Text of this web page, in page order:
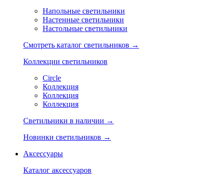
Напольные светильники
Настенные светильники
Настольные светильники
Смотреть каталог светильников →
Коллекции светильников
Circle
Коллекция
Коллекция
Коллекция
Светильники в наличии →
Новинки светильников →
Аксессуары
Каталог аксессуаров